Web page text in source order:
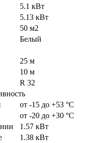
5.1 кВт
5.13 кВт
50 м2
Белый
25 м
10 м
R 32
от -15 до +53 °C
от -20 до +30 °C
1.57 кВт
1.38 кВт